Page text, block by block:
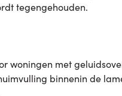
tegengehouden.
woningen met
binnenin de